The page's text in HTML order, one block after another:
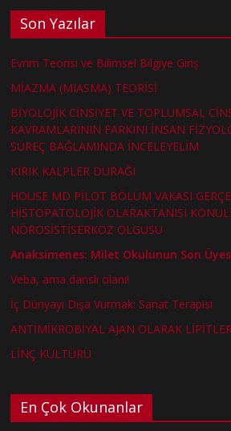
Son Yazılar
Evrim Teorisi ve Bilimsel Bilgiye Giriş
MİAZMA (MIASMA) TEORİSİ
BİYOLOJİK CİNSİYET VE TOPLUMSAL
KAVRAMLARININ FARKINI İNSAN
SÜREÇ BAĞLAMINDA İNCELEYELİM
KIRIK KALPLER DURAĞI
HOUSE MD PİLOT BÖLÜM VAKASI
HİSTOPATOLOJİK OLARAKTANISI
NÖROSİSTİSERKOZ OLGUSU
Anaksimenes: Milet Okulunun Son
Veba, ama danslı olanı!
İç Dünyayı Dışa Vurmak: Sanat Terapisi
ANTİMİKROBİYAL AJAN OLARAK
LİNÇ KÜLTÜRÜ
En Çok Okunanlar